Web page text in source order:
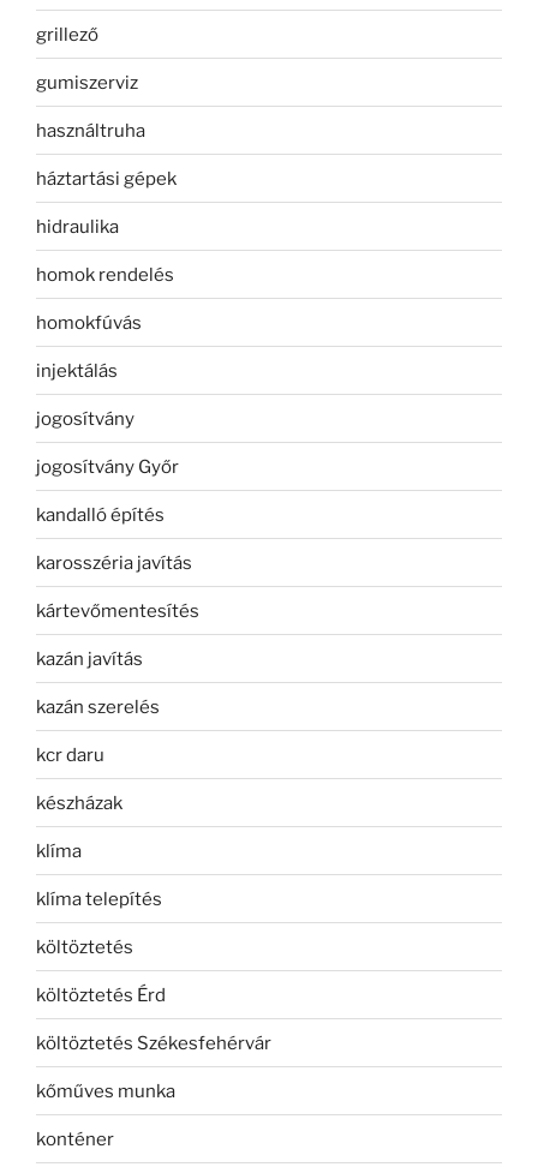
grillező
gumiszerviz
használtruha
háztartási gépek
hidraulika
homok rendelés
homokfúvás
injektálás
jogosítvány
jogosítvány Győr
kandalló építés
karosszéria javítás
kártevőmentesítés
kazán javítás
kazán szerelés
kcr daru
készházak
klíma
klíma telepítés
költöztetés
költöztetés Érd
költöztetés Székesfehérvár
kőműves munka
konténer